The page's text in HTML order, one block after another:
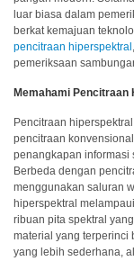
Lunak
Unduhan
Manual
(ENG)
Buku
Pendidikan
(ENG)
Video
Youtube
Pusat
luar biasa dalam
berkat kemajuan
pencitraan hiperspektral
pemeriksaan
Memahami Pencitraan
Pencitraan
pencitraan
penangkapan informasi
Berbeda dengan
menggunakan saluran
hiperspektral
ribuan pita spektral
material yang terperinci
yang lebih sederhana,